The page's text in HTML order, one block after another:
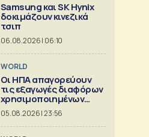
Samsung και SK Hynix
δοκιμάζουν κινεζικά
τσιπ
06.08.2026 | 06:10
WORLD
Οι ΗΠΑ απαγορεύουν
τις εξαγωγές διαφόρων
χρησιμοποιημένων
κρίσιμων ορυκτών
05.08.2026 | 23:56